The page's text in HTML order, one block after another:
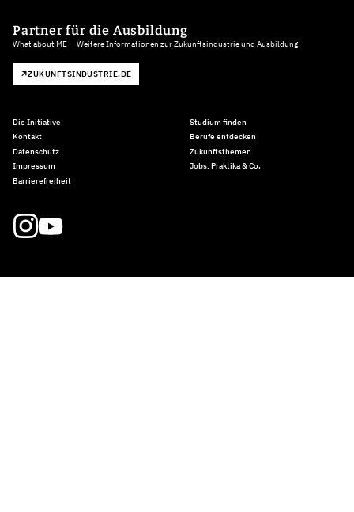
Partner für die Ausbildung
What about ME — Weitere Informationen zur Zukunftsindustrie und Ausbildung
ZUKUNFTSINDUSTRIE.DE
Die Initiative
Kontakt
Datenschutz
Impressum
Barrierefreiheit
Studium finden
Berufe entdecken
Zukunftsthemen
Jobs, Praktika & Co.